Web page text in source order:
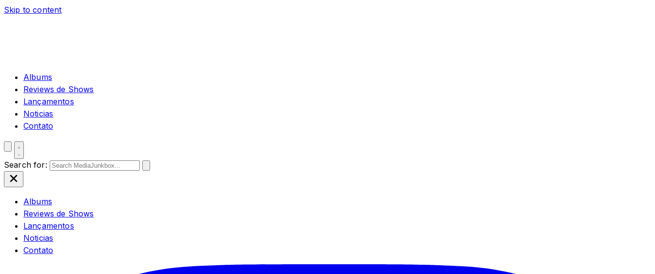
Skip to content
Albums
Reviews de Shows
Lançamentos
Noticias
Contato
Search for:
Albums
Reviews de Shows
Lançamentos
Noticias
Contato